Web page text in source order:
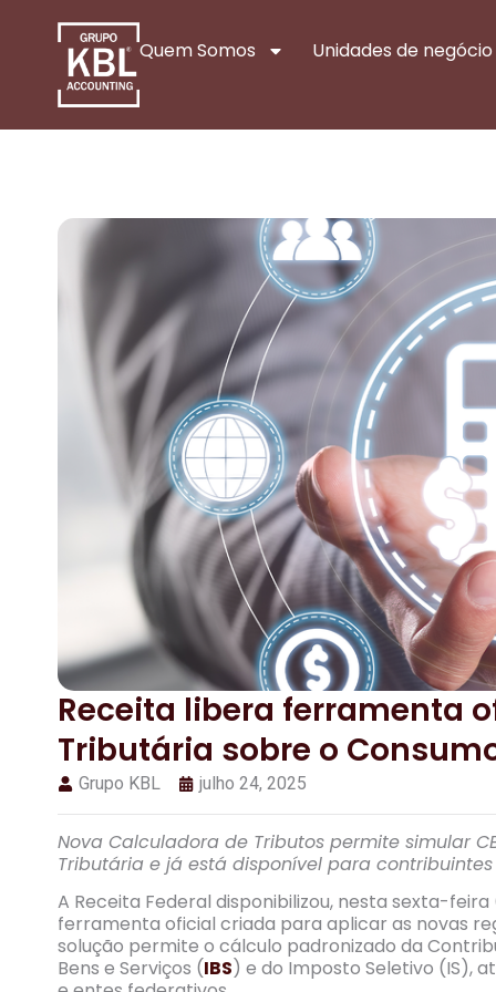
Quem Somos Unidades de negócio
Receita libera ferramenta
Tributária sobre o
Grupo KBL julho 24, 2025
Nova Calculadora de Tributos permite simular
Tributária e já está disponível para
A Receita Federal disponibilizou, nesta sexta-
ferramenta oficial criada para aplicar as novas
solução permite o cálculo padronizado da
Bens e Serviços (IBS) e do Imposto Seletivo (IS),